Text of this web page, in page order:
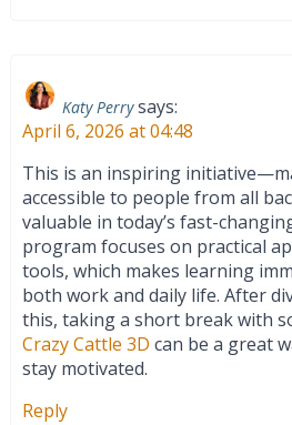
Katy Perry says:
April 6, 2026 at 04:48
This is an inspiring
accessible to people from all
valuable in today’s fast-
program focuses on practical
tools, which makes learning
both work and daily life. After
this, taking a short break with
Crazy Cattle 3D can be a great
stay motivated.
Reply